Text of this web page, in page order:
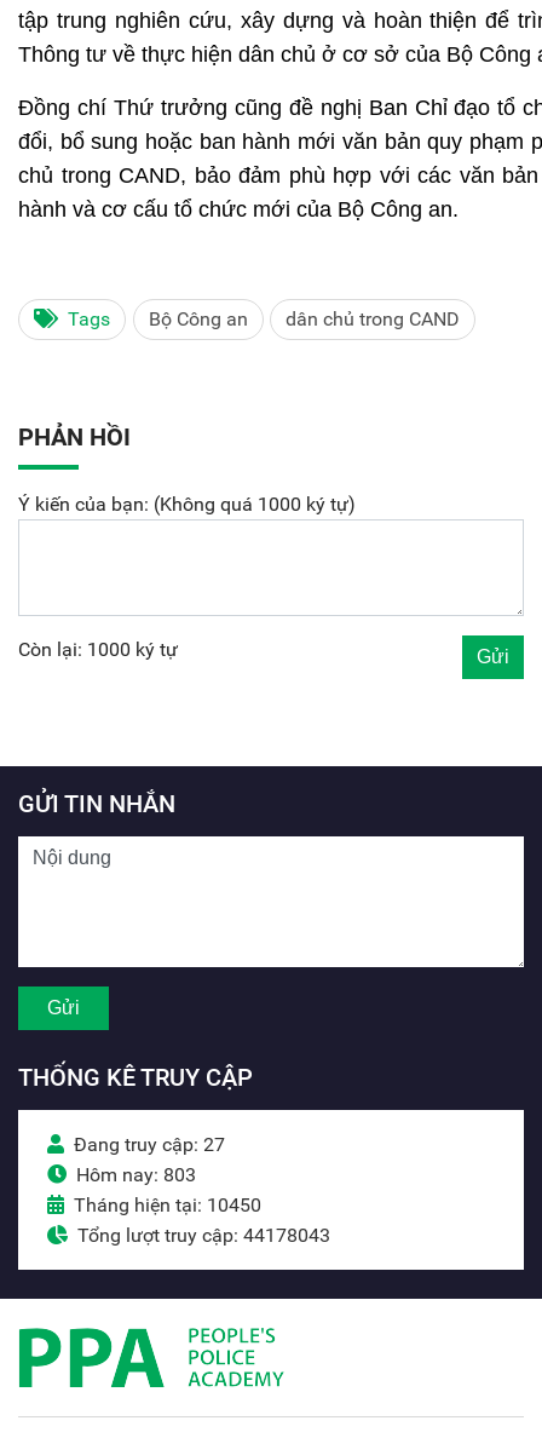
tập trung nghiên cứu, xây dựng và hoàn thiện để
Thông tư về thực hiện dân chủ ở cơ sở của Bộ Công
Đồng chí Thứ trưởng cũng đề nghị Ban Chỉ đạo tổ
đổi, bổ sung hoặc ban hành mới văn bản quy phạm
chủ trong CAND, bảo đảm phù hợp với các văn
hành và cơ cấu tổ chức mới của Bộ Công an.
Tags Bộ Công an dân chủ trong CAND
PHẢN HỒI
Ý kiến của bạn: (Không quá 1000 ký tự)
Còn lại: 1000 ký tự
GỬI TIN NHẮN
THỐNG KÊ TRUY CẬP
Đang truy cập: 27
Hôm nay: 803
Tháng hiện tại: 10450
Tổng lượt truy cập: 44178043